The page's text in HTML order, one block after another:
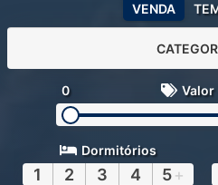
VENDA
0 Valor
Dormitórios
1 2 3 4 5+